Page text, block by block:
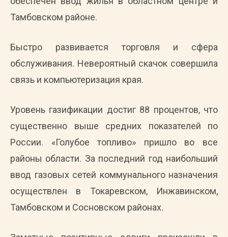
Тамбовском районе.
Быстро развивается торговля и сфера
обслуживания. Невероятный скачок совершила
связь и компьютеризация края.
Уровень газификации достиг 88 процентов, что
существенно выше средних показателей по
России. «Голубое топливо» пришло во все
районы области. За последний год наибольший
ввод газовых сетей коммунального назначения
осуществлен в Токаревском, Инжавинском,
Тамбовском и Сосновском районах.